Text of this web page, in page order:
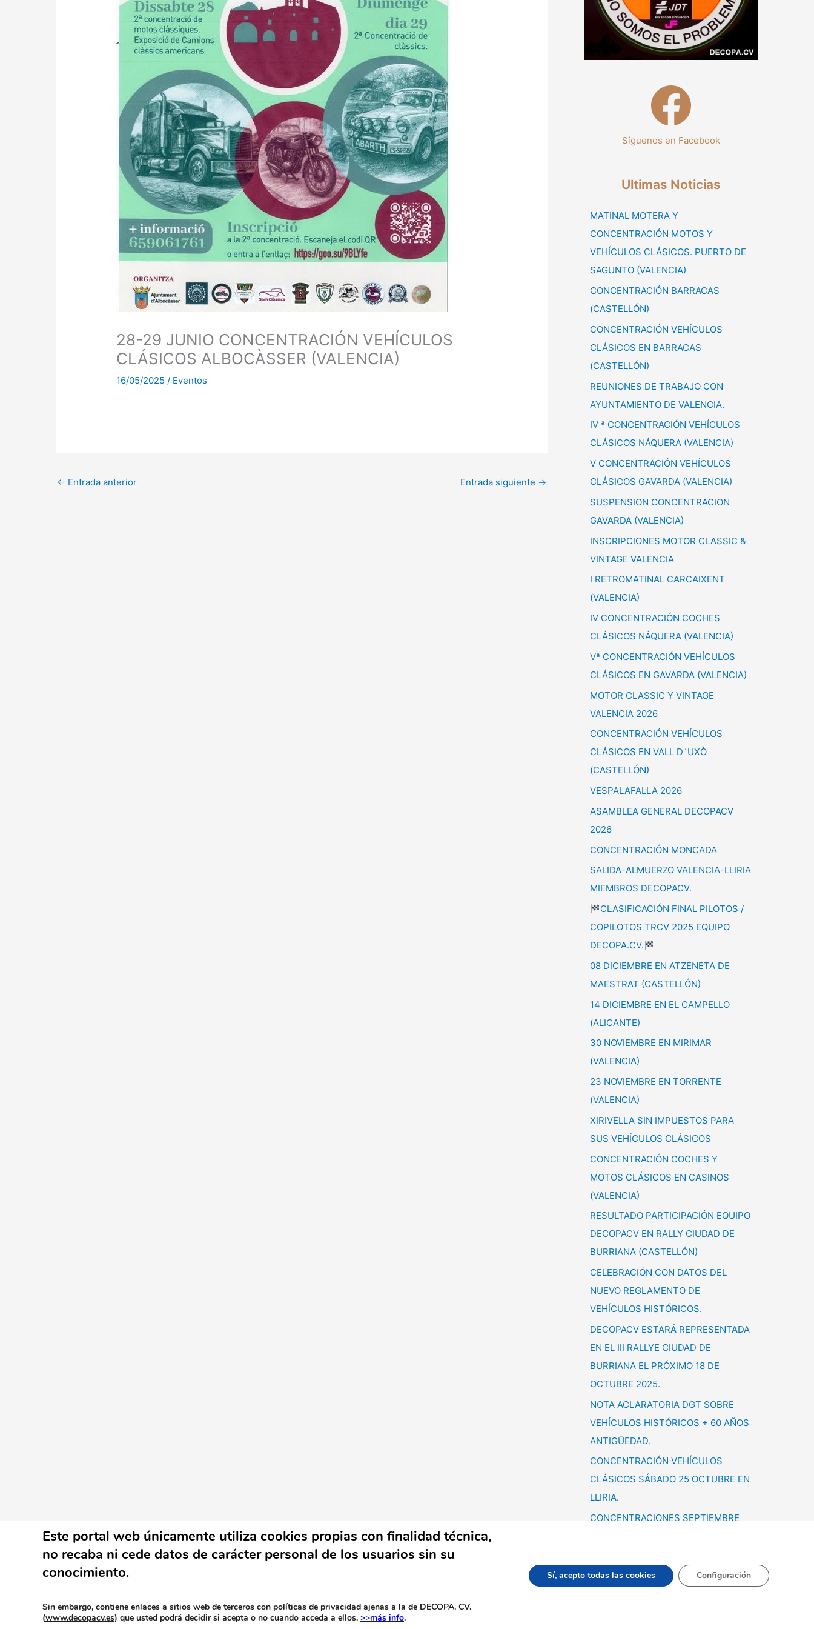
28-29 JUNIO CONCENTRACIÓN VEHÍCULOS
CLÁSICOS ALBOCÀSSER (VALENCIA)
16/05/2025/ Eventos
← Entrada anterior Entrada siguiente →
Síguenos en Facebook
Ultimas Noticias
MATINAL MOTERA Y
CONCENTRACIÓN MOTOS Y
VEHÍCULOS CLÁSICOS. PUERTO DE
SAGUNTO (VALENCIA)
CONCENTRACIÓN BARRACAS
(CASTELLÓN)
CONCENTRACIÓN VEHÍCULOS
CLÁSICOS EN BARRACAS
(CASTELLÓN)
REUNIONES DE TRABAJO CON
AYUNTAMIENTO DE VALENCIA.
IV ª CONCENTRACIÓN VEHÍCULOS
CLÁSICOS NÁQUERA (VALENCIA)
V CONCENTRACIÓN VEHÍCULOS
CLÁSICOS GAVARDA (VALENCIA)
SUSPENSION CONCENTRACION
GAVARDA (VALENCIA)
INSCRIPCIONES MOTOR CLASSIC &
VINTAGE VALENCIA
I RETROMATINAL CARCAIXENT
(VALENCIA)
IV CONCENTRACIÓN COCHES
CLÁSICOS NÁQUERA (VALENCIA)
Vª CONCENTRACIÓN VEHÍCULOS
CLÁSICOS EN GAVARDA (VALENCIA)
MOTOR CLASSIC Y VINTAGE
VALENCIA 2026
CONCENTRACIÓN VEHÍCULOS
CLÁSICOS EN VALL D´UXÒ
(CASTELLÓN)
VESPALAFALLA 2026
ASAMBLEA GENERAL DECOPACV
2026
CONCENTRACIÓN MONCADA
SALIDA-ALMUERZO VALENCIA-LLIRIA
MIEMBROS DECOPACV.
CLASIFICACIÓN FINAL PILOTOS /
COPILOTOS TRCV 2025 EQUIPO
DECOPA.CV.
08 DICIEMBRE EN ATZENETA DE
MAESTRAT (CASTELLÓN)
14 DICIEMBRE EN EL CAMPELLO
(ALICANTE)
30 NOVIEMBRE EN MIRIMAR
(VALENCIA)
23 NOVIEMBRE EN TORRENTE
(VALENCIA)
XIRIVELLA SIN IMPUESTOS PARA
SUS VEHÍCULOS CLÁSICOS
CONCENTRACIÓN COCHES Y
MOTOS CLÁSICOS EN CASINOS
(VALENCIA)
RESULTADO PARTICIPACIÓN EQUIPO
DECOPACV EN RALLY CIUDAD DE
BURRIANA (CASTELLÓN)
CELEBRACIÓN CON DATOS DEL
NUEVO REGLAMENTO DE
VEHÍCULOS HISTÓRICOS.
DECOPACV ESTARÁ REPRESENTADA
EN EL III RALLYE CIUDAD DE
BURRIANA EL PRÓXIMO 18 DE
OCTUBRE 2025.
NOTA ACLARATORIA DGT SOBRE
VEHÍCULOS HISTÓRICOS + 60 AÑOS
ANTIGÜEDAD.
CONCENTRACIÓN VEHÍCULOS
CLÁSICOS SÁBADO 25 OCTUBRE EN
LLIRIA.
CONCENTRACIONES SEPTIEMBRE
Política de cookies
Este portal web únicamente utiliza cookies propias con finalidad técnica,
no recaba ni cede datos de carácter personal de los usuarios sin su
conocimiento.
Sin embargo, contiene enlaces a sitios web de terceros con políticas de privacidad ajenas a la de DECOPA. CV.
(www.decopacv.es) que usted podrá decidir si acepta o no cuando acceda a ellos. >>más info.
Sí, acepto todas las cookies Configuración